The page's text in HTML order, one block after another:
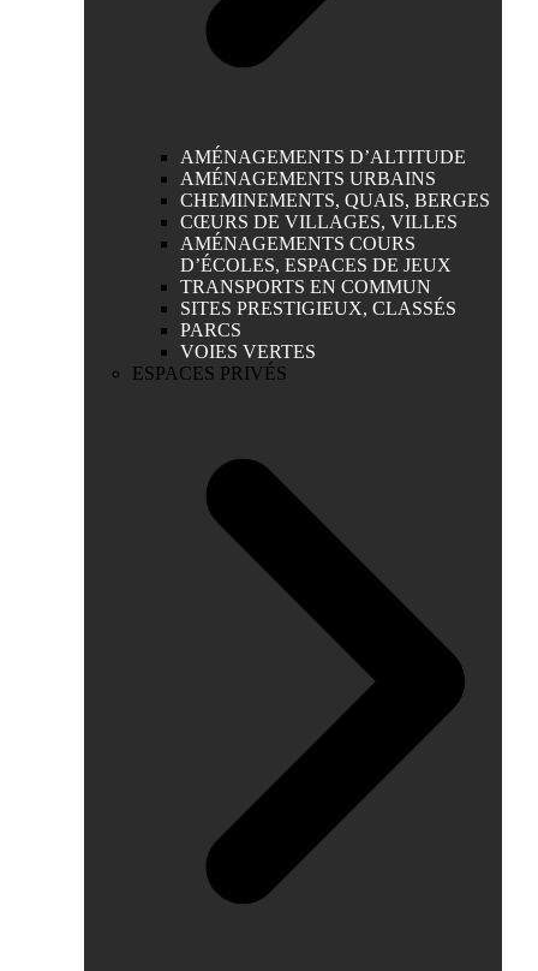
AMÉNAGEMENTS D’ALTITUDE
AMÉNAGEMENTS URBAINS
CHEMINEMENTS, QUAIS, BERGES
CŒURS DE VILLAGES, VILLES
AMÉNAGEMENTS COURS
D’ÉCOLES, ESPACES DE JEUX
TRANSPORTS EN COMMUN
SITES PRESTIGIEUX, CLASSÉS
PARCS
VOIES VERTES
ESPACES PRIVÉS